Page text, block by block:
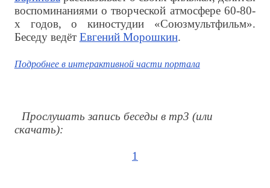
воспоминаниями о творческой атмосфере 60-80-
х годов, о киностудии «Союзмультфильм».
Беседу ведёт Евгений Морошкин.
Подробнее в интерактивной части портала
Прослушать запись беседы в mp3 (или
скачать):
1